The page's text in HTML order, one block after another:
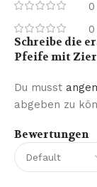
0
0
Bewertungen
Schreibe die
Pfeife mit
Du musst
abgeben zu